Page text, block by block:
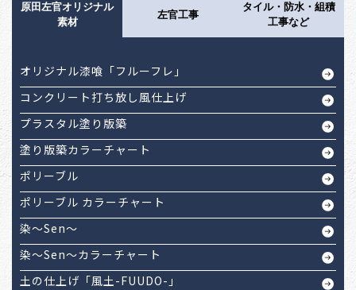
原田左官オリジナル
素材
左官工事
タイル・防水・組積
工事など
オリジナル漆喰「フルーフレ」
コンクリート打ち放し風仕上げ
プラスタル塗り版築
塗り版築カラーチャート
ポリーブル
ポリーブル カラーチャート
染～Sen～
染～Sen～カラーチャート
土の仕上げ「風土-FUUDO-」